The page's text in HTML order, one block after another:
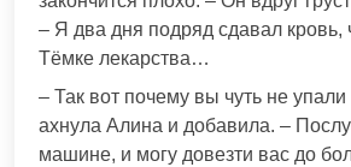
– Я два дня подряд сдавал кровь,
Тёмке лекарства…
– Так вот почему вы чуть не
ахнула Алина и добавила. –
машине, и могу довезти вас до